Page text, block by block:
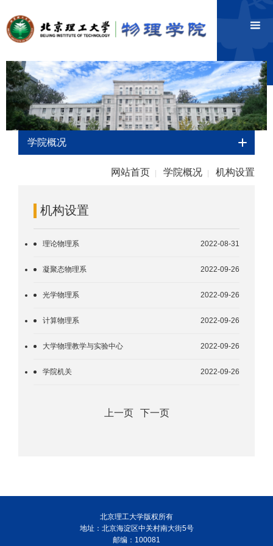
学院概况
网站首页 学院概况 机构设置
机构设置
2022-08-31
理论物理系
2022-09-26
凝聚态物理系
2022-09-26
光学物理系
2022-09-26
计算物理系
2022-09-26
大学物理教学与实验中心
2022-09-26
学院机关
上一页 下一页
北京理工大学版权所有
地址：北京海淀区中关村南大街5号
邮编：100081